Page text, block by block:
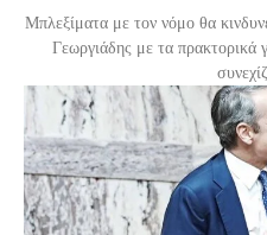
Μπλεξίματα με τον νόμο θα
Γεωργιάδης με τα πρακτορικά